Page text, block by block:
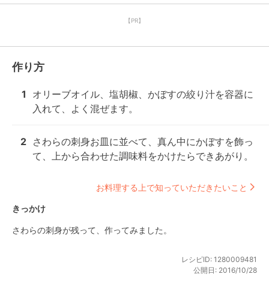
【PR】
作り方
1
オリーブオイル、塩胡椒、かぼすの絞り汁を容器に
入れて、よく混ぜます。
2 さわらの刺身お皿に並べて、真ん中にかぼすを飾っ
て、上から合わせた調味料をかけたらできあがり。
お料理する上で知っていただきたいこと
きっかけ
さわらの刺身が残って、作ってみました。
レシピID: 1280009481
公開日: 2016/10/28